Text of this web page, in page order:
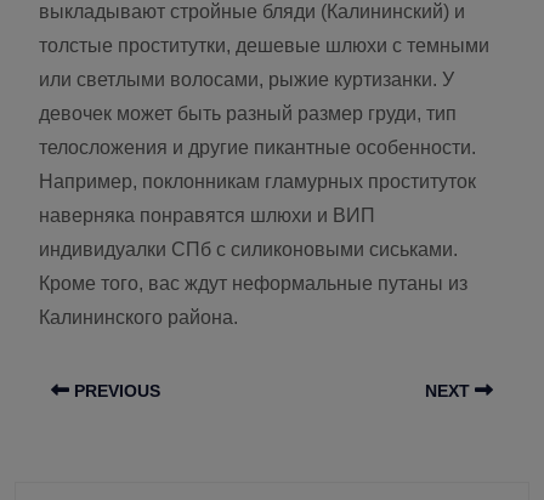
выкладывают стройные бляди (Калининский) и
толстые проститутки, дешевые шлюхи с темными
или светлыми волосами, рыжие куртизанки. У
девочек может быть разный размер груди, тип
телосложения и другие пикантные особенности.
Например, поклонникам гламурных проституток
наверняка понравятся шлюхи и ВИП
индивидуалки СПб с силиконовыми сиськами.
Кроме того, вас ждут неформальные путаны из
Калининского района.
PREVIOUS NEXT